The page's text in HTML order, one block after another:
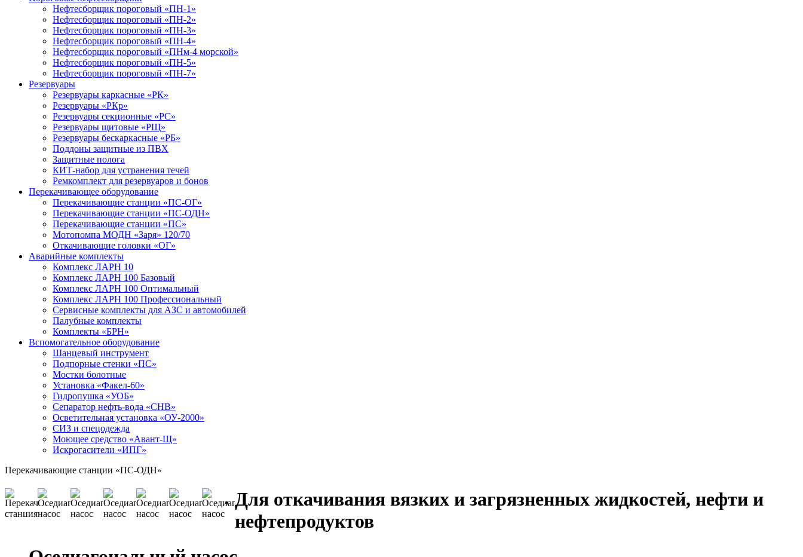
Нефтесборщик пороговый «ПН-1»
Нефтесборщик пороговый «ПН-2»
Нефтесборщик пороговый «ПН-3»
Нефтесборщик пороговый «ПН-4»
Нефтесборщик пороговый «ПНм-4 морской»
Нефтесборщик пороговый «ПН-5»
Нефтесборщик пороговый «ПН-7»
Резервуары
Резервуары каркасные «РК»
Резервуары «РКр»
Резервуары секционные «РС»
Резервуары щитовые «РЩ»
Резервуары бескаркасные «РБ»
Поддоны защитные из ПВХ
Защитные полога
КИТ-набор для устранения течей
Ремкомплект для резервуаров и бонов
Перекачивающее оборудование
Перекачивающие станции «ПС-ОГ»
Перекачивающие станции «ПС-ОДН»
Перекачивающие станции «ПС»
Мотопомпа МОДН «Заря» 120/70
Откачивающие головки «ОГ»
Аварийные комплекты
Комплекс ЛАРН 10
Комплекс ЛАРН 100 Базовый
Комплекс ЛАРН 100 Оптимальный
Комплекс ЛАРН 100 Профессиональный
Сервисные комплекты для АЗС и автомобилей
Палубные комплекты
Комплекты «БРН»
Вспомогательное оборудование
Шанцевый инструмент
Подпорные стенки «ПС»
Мостки болотные
Установка «Факел-60»
Гидропушка «УОБ»
Сепаратор нефть-вода «СНВ»
Осветительная установка «ОУ-2000»
СИЗ и спецодежда
Моющее средство «Авант-Щ»
Искрогасители «ИПГ»
Перекачивающие станции «ПС-ОДН»
Для откачивания вязких и загрязненных жидкостей, нефти и
нефтепродуктов